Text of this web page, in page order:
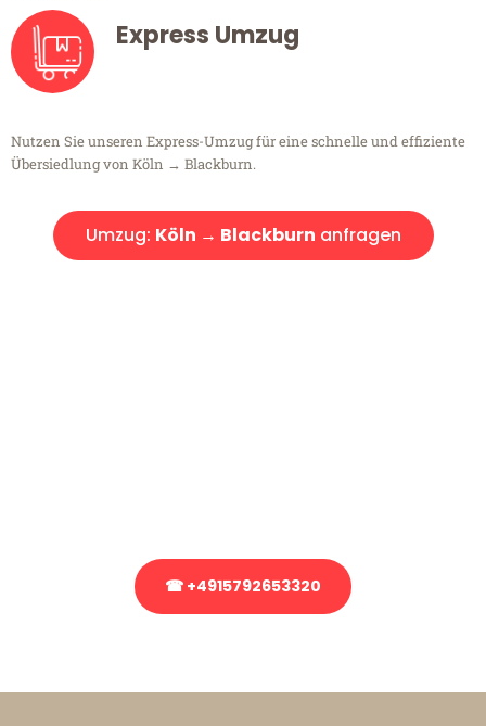
Express Umzug
Nutzen Sie unseren Express-Umzug für eine schnelle und effiziente
Übersiedlung von Köln → Blackburn.
Umzug: Köln → Blackburn anfragen
☎ +4915792653320